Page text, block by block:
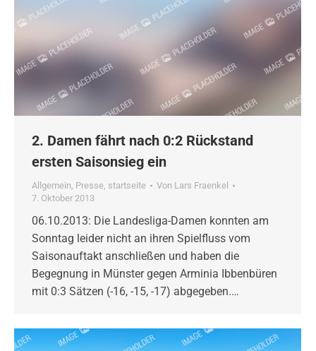
2. Damen fährt nach 0:2 Rückstand
ersten Saisonsieg ein
Allgemein, Presse, startseite Von Lars Fraenkel
7. Oktober 2013
06.10.2013: Die Landesliga-Damen konnten am
Sonntag leider nicht an ihren Spielfluss vom
Saisonauftakt anschließen und haben die
Begegnung in Münster gegen Arminia Ibbenbüren
mit 0:3 Sätzen (-16, -15, -17) abgegeben.…